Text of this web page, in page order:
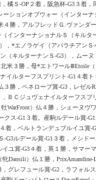
橘Ｓ-OP２着，阪急杯-G3３着
ションオブウォー（インター
勝，アルフレッドＧ.ヴァン
インターナショナルＳ（キル
，*エノラゲイ（アパラチアン
（キルターナンＳ-G3），ムー
米３勝，母*エトワールⅢEtoile
イルターフスプリント-G1４着
３勝，ペネロープ賞-G3，レゼ
Ｃジュヴェナイルターフスプ
WarFront）仏４勝，シェーヌ
ス-G1３着。産駒ルデール賞-
着，ベルトランデュブルイユ
ルデール賞-G1３着，メシド
ユ賞-G3４着，英１勝，サマ
Dansili）仏１勝，
グレフュール賞-G2，ラフォル